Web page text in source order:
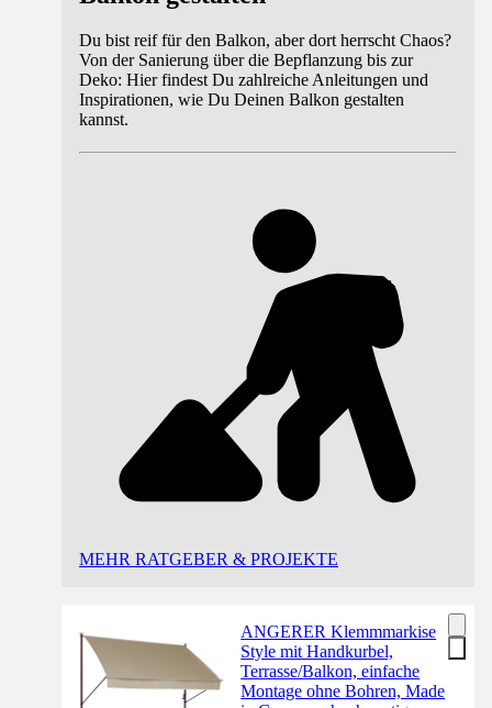
Du bist reif für den Balkon, aber dort herrscht Chaos?
Von der Sanierung über die Bepflanzung bis zur
Deko: Hier findest Du zahlreiche Anleitungen und
Inspirationen, wie Du Deinen Balkon gestalten
kannst.
MEHR RATGEBER & PROJEKTE
ANGERER Klemmmarkise
Style mit Handkurbel,
Terrasse/Balkon, einfache
Montage ohne Bohren, Made